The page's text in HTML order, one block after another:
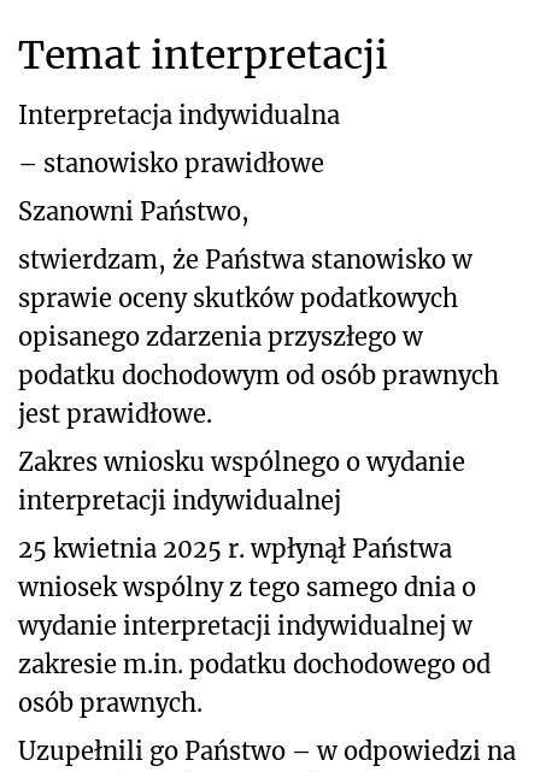
Temat interpretacji
Interpretacja indywidualna
– stanowisko prawidłowe
Szanowni Państwo,
stwierdzam, że Państwa stanowisko w
sprawie oceny skutków podatkowych
opisanego zdarzenia przyszłego w
podatku dochodowym od osób prawnych
jest prawidłowe.
Zakres wniosku wspólnego o wydanie
interpretacji indywidualnej
25 kwietnia 2025 r. wpłynął Państwa
wniosek wspólny z tego samego dnia o
wydanie interpretacji indywidualnej w
zakresie m.in. podatku dochodowego od
osób prawnych.
Uzupełnili go Państwo – w odpowiedzi na